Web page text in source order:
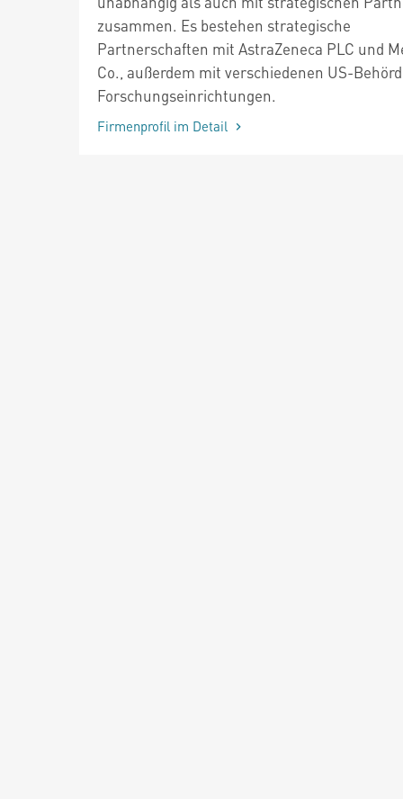
zusammen. Es bestehen strategische
Partnerschaften mit AstraZeneca PLC und
Co., außerdem mit verschiedenen US-
Forschungseinrichtungen.
Firmenprofil im Detail